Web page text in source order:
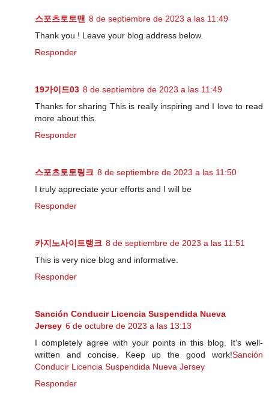
스포츠토토맨 8 de septiembre de 2023 a las 11:49
Thank you ! Leave your blog address below.
Responder
19가이드03 8 de septiembre de 2023 a las 11:49
Thanks for sharing This is really inspiring and I love to read
more about this.
Responder
스포츠토토링크 8 de septiembre de 2023 a las 11:50
I truly appreciate your efforts and I will be
Responder
카지노사이트랭크 8 de septiembre de 2023 a las 11:51
This is very nice blog and informative.
Responder
Sanción Conducir Licencia Suspendida Nueva
Jersey 6 de octubre de 2023 a las 13:13
I completely agree with your points in this blog. It's well-
written and concise. Keep up the good work!Sanción
Conducir Licencia Suspendida Nueva Jersey
Responder